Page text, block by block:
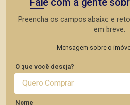
Fale com a gente
Preencha os campos abaixo e
em breve.
Mensagem sobre o imóvel
O que você deseja?
Quero Comprar
Nome